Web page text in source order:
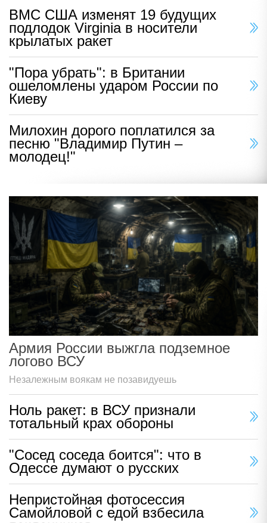
ВМС США изменят 19 будущих
подлодок Virginia в носители
крылатых ракет
"Пора убрать": в Британии
ошеломлены ударом России по
Киеву
Милохин дорого поплатился за
песню "Владимир Путин –
молодец!"
Армия России выжгла подземное
логово ВСУ
Незалежным воякам не позавидуешь
Ноль ракет: в ВСУ признали
тотальный крах обороны
"Сосед соседа боится": что в
Одессе думают о русских
Непристойная фотосессия
Самойловой с едой взбесила